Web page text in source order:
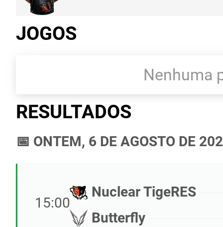
JOGOS
Nenhuma
RESULTADOS
📅 ONTEM, 6 DE AGOSTO DE
15:00
Nuclear TigeRES
Butterfly